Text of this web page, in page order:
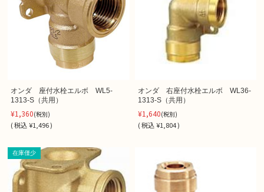
オンダ 座付水栓エルボ WL5-
1313-S（共用）
¥1,360(税別)
(税込¥1,496 )
オンダ 右座付水栓エルボ WL36-
1313-S（共用）
¥1,640(税別)
(税込 ¥1,804 )
在庫僅少